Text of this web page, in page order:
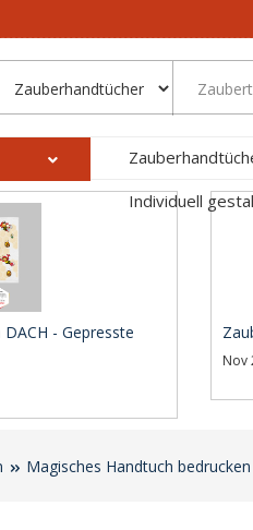
Individuell
- Gepresste
Nov
Magisches Handtuch bedrucken